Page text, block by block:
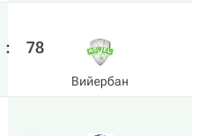
: 78
Вийербан